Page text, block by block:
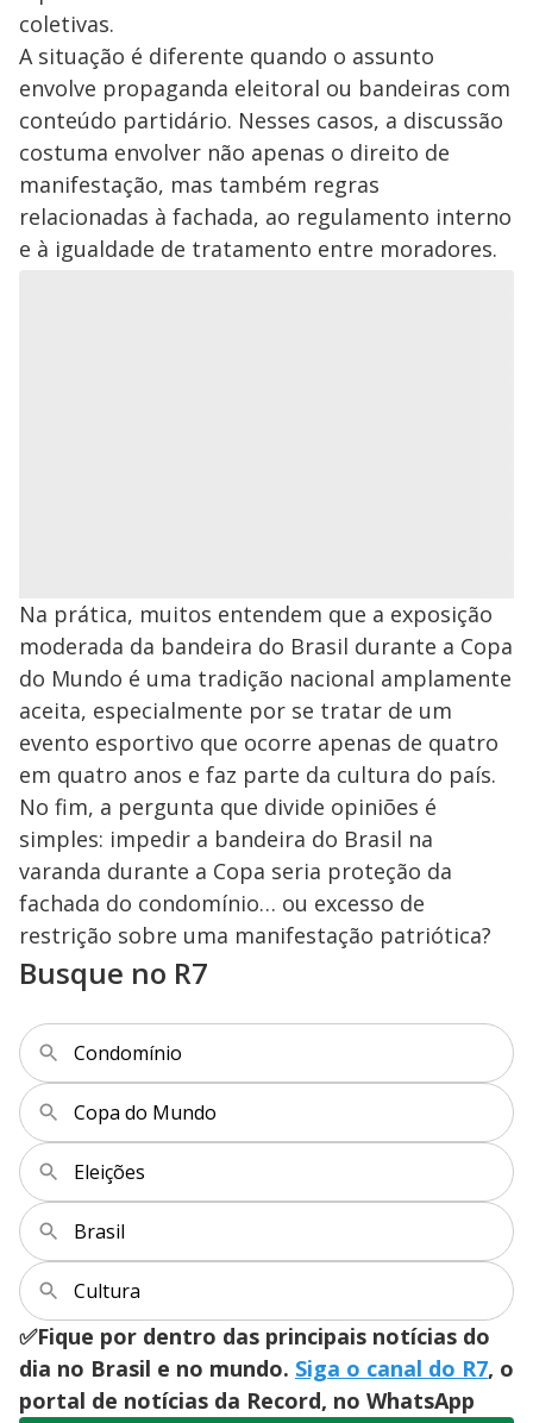
coletivas.
A situação é diferente quando o assunto
envolve propaganda eleitoral ou bandeiras com
conteúdo partidário. Nesses casos, a discussão
costuma envolver não apenas o direito de
manifestação, mas também regras
relacionadas à fachada, ao regulamento interno
e à igualdade de tratamento entre moradores.
Na prática, muitos entendem que a exposição
moderada da bandeira do Brasil durante a Copa
do Mundo é uma tradição nacional amplamente
aceita, especialmente por se tratar de um
evento esportivo que ocorre apenas de quatro
em quatro anos e faz parte da cultura do país.
No fim, a pergunta que divide opiniões é
simples: impedir a bandeira do Brasil na
varanda durante a Copa seria proteção da
fachada do condomínio… ou excesso de
restrição sobre uma manifestação patriótica?
Busque no R7
Condomínio
Copa do Mundo
Eleições
Brasil
Cultura
✅Fique por dentro das principais notícias do
dia no Brasil e no mundo. Siga o canal do R7, o
portal de notícias da Record, no WhatsApp